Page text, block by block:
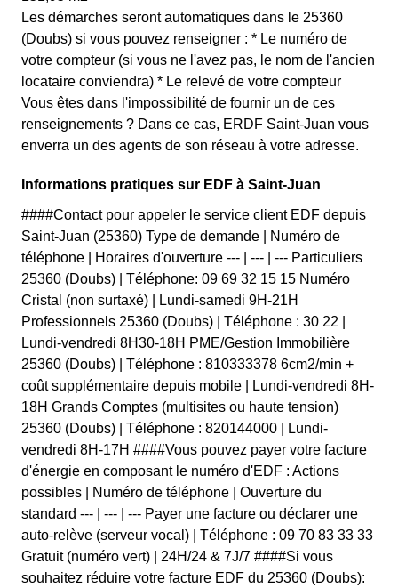
Les démarches seront automatiques dans le 25360
(Doubs) si vous pouvez renseigner : * Le numéro de
votre compteur (si vous ne l'avez pas, le nom de l'ancien
locataire conviendra) * Le relevé de votre compteur
Vous êtes dans l'impossibilité de fournir un de ces
renseignements ? Dans ce cas, ERDF Saint-Juan vous
enverra un des agents de son réseau à votre adresse.
Informations pratiques sur EDF à Saint-Juan
####Contact pour appeler le service client EDF depuis
Saint-Juan (25360) Type de demande | Numéro de
téléphone | Horaires d'ouverture --- | --- | --- Particuliers
25360 (Doubs) | Téléphone: 09 69 32 15 15 Numéro
Cristal (non surtaxé) | Lundi-samedi 9H-21H
Professionnels 25360 (Doubs) | Téléphone : 30 22 |
Lundi-vendredi 8H30-18H PME/Gestion Immobilière
25360 (Doubs) | Téléphone : 810333378 6cm2/min +
coût supplémentaire depuis mobile | Lundi-vendredi 8H-
18H Grands Comptes (multisites ou haute tension)
25360 (Doubs) | Téléphone : 820144000 | Lundi-
vendredi 8H-17H ####Vous pouvez payer votre facture
d'énergie en composant le numéro d'EDF : Actions
possibles | Numéro de téléphone | Ouverture du
standard --- | --- | --- Payer une facture ou déclarer une
auto-relève (serveur vocal) | Téléphone : 09 70 83 33 33
Gratuit (numéro vert) | 24H/24 & 7J/7 ####Si vous
souhaitez réduire votre facture EDF du 25360 (Doubs):